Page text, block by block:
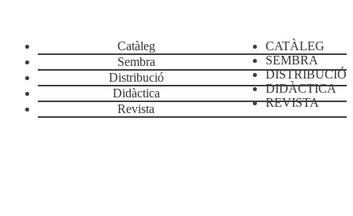
CATÀLEG
SEMBRA
DISTRIBUCIÓ
DIDÀCTICA
REVISTA
Catàleg
Sembra
Distribució
Didàctica
Revista